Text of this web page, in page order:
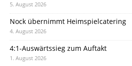
5. August 2026
Nock übernimmt Heimspielcatering
4. August 2026
4:1-Auswärtssieg zum Auftakt
1. August 2026